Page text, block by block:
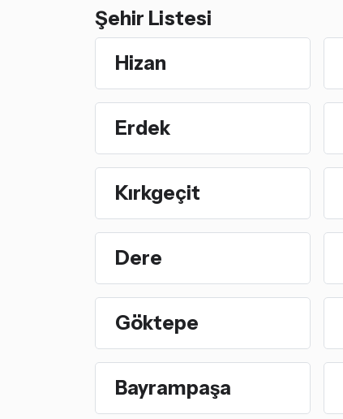
Şehir Listesi
Hizan
Erdek
Kırkgeçit
Dere
Göktepe
Bayrampaşa